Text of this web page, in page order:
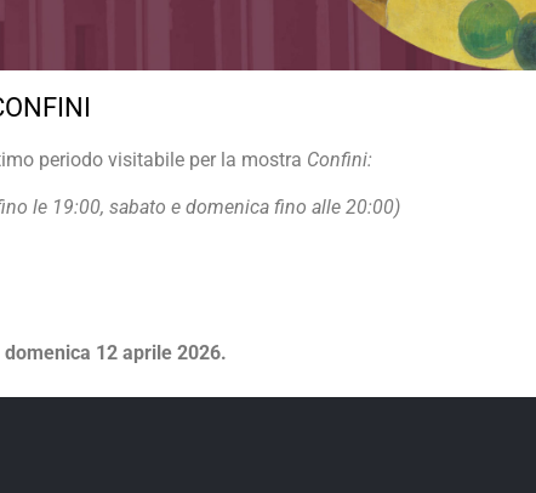
periodo visitabile per la mostra Confini:
le 19:00, sabato e domenica fino alle 20:00)
domenica 12 aprile 2026.